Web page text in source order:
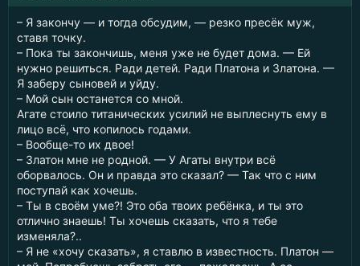
– Я закончу — и тогда обсудим, — резко пресёк муж,
ставя точку.
– Пока ты закончишь, меня уже не будет дома. — Ей
нужно решиться. Ради детей. Ради Платона и Златона. —
Я заберу сыновей и уйду.
– Мой сын останется со мной.
Агате стоило титанических усилий не выплеснуть ему в
лицо всё, что копилось годами.
– Вообще-то их двое!
– Златон мне не родной. — У Агаты внутри всё
оборвалось. Он и правда это сказал? — Так что с ним
поступай как хочешь.
– Ты в своём уме?! Это оба твоих ребёнка, и ты это
отлично знаешь! Ты хочешь сказать, что я тебе
изменяла?..
– Я не «хочу сказать», я ставлю в известность. Платон —